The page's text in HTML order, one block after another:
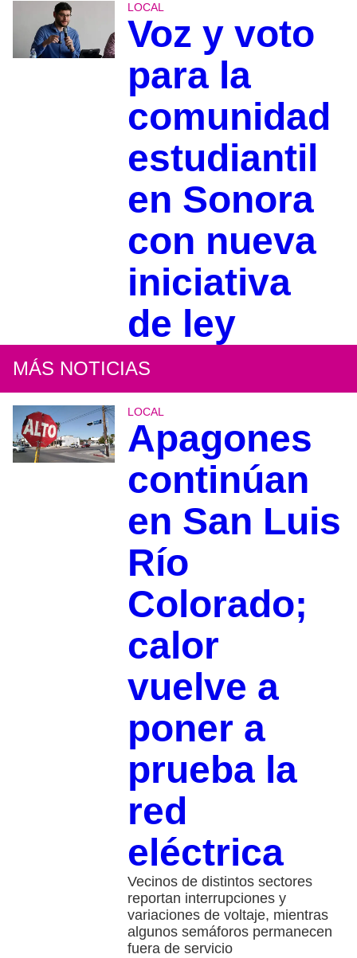
LOCAL
Voz y voto
para la
comunidad
estudiantil
en Sonora
con nueva
iniciativa
de ley
MÁS NOTICIAS
LOCAL
Apagones
continúan
en San Luis
Río
Colorado;
calor
vuelve a
poner a
prueba la
red
eléctrica
Vecinos de distintos sectores
reportan interrupciones y
variaciones de voltaje, mientras
algunos semáforos permanecen
fuera de servicio